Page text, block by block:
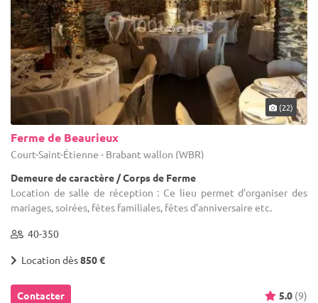
(22)
Ferme de Beaurieux
Court-Saint-Étienne - Brabant wallon (WBR)
Demeure de caractère / Corps de Ferme
Location de salle de réception : Ce lieu permet d’organiser des
mariages, soirées, fêtes familiales, fêtes d’anniversaire etc.
40-350
Location dès850 €
Contacter 5.0 (9)